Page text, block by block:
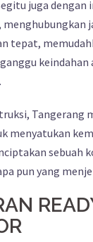
juga
tepat,
keindahan
Tangerang
menyatukan
sebuah
pun yang